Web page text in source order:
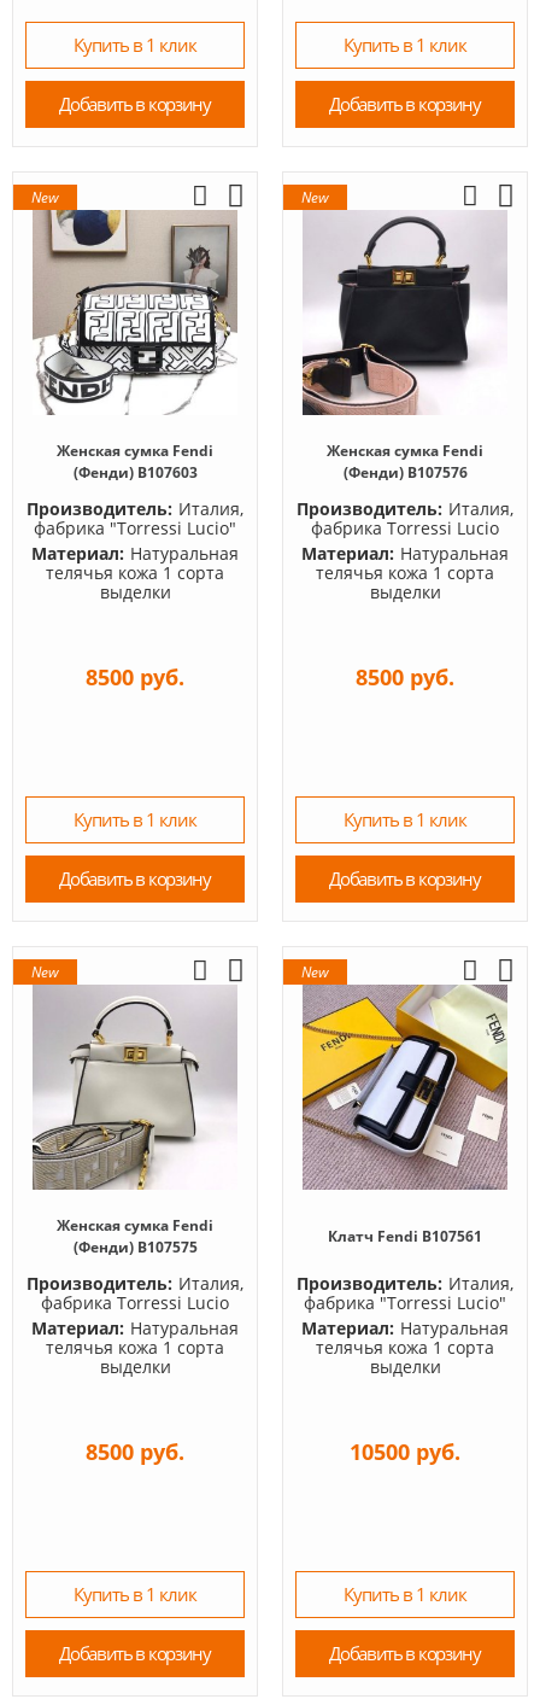
Купить в 1 клик
Добавить в корзину
Купить в 1 клик
Добавить в корзину
New
Женская сумка Fendi
(Фенди) B107603
Производитель: Италия,
фабрика "Torressi Lucio"
Материал: Натуральная
телячья кожа 1 сорта
выделки
8500 руб.
Купить в 1 клик
Добавить в корзину
New
Женская сумка Fendi
(Фенди) B107576
Производитель: Италия,
фабрика Torressi Lucio
Материал: Натуральная
телячья кожа 1 сорта
выделки
8500 руб.
Купить в 1 клик
Добавить в корзину
New
Женская сумка Fendi
(Фенди) B107575
Производитель: Италия,
фабрика Torressi Lucio
Материал: Натуральная
телячья кожа 1 сорта
выделки
8500 руб.
Купить в 1 клик
Добавить в корзину
New
Клатч Fendi B107561
Производитель: Италия,
фабрика "Torressi Lucio"
Материал: Натуральная
телячья кожа 1 сорта
выделки
10500 руб.
Купить в 1 клик
Добавить в корзину